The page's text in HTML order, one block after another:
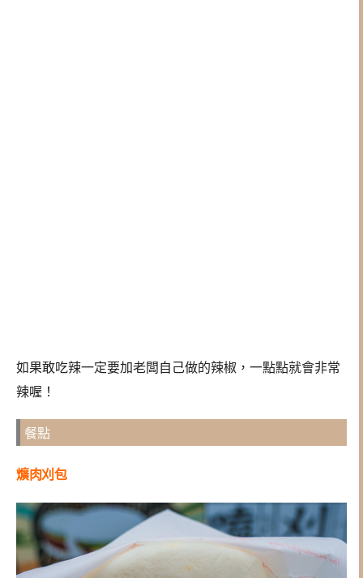
如果敢吃辣一定要加老闆自己做的辣椒，一點點就會非常
辣喔！
餐點
爌肉刈包